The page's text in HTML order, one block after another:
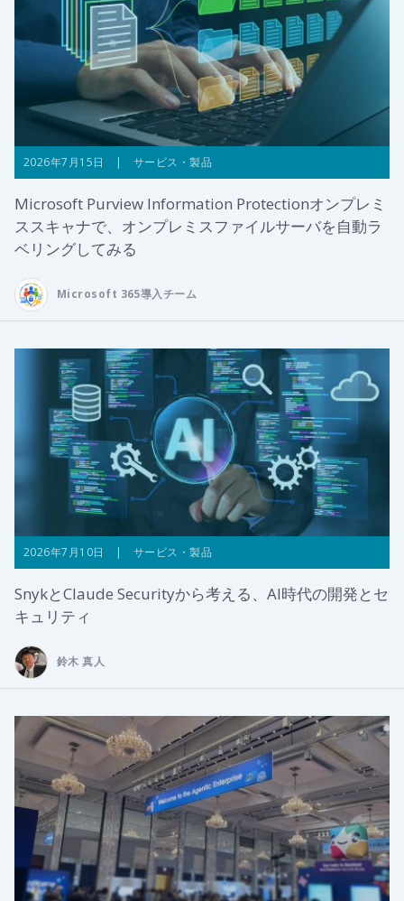
2026年7月15日 | サービス・製品
Microsoft Purview Information Protectionオンプレミ
ススキャナで、オンプレミスファイルサーバを自動ラ
ベリングしてみる
Microsoft 365導入チーム
2026年7月10日 | サービス・製品
SnykとClaude Securityから考える、AI時代の開発とセ
キュリティ
鈴木 真人